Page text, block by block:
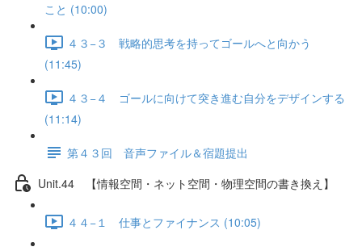
こと (10:00)
４３−３ 戦略的思考を持ってゴールへと向かう
(11:45)
４３−４ ゴールに向けて突き進む自分をデザインする
(11:14)
第４３回 音声ファイル＆宿題提出
Unit.44 【情報空間・ネット空間・物理空間の書き換え】
４４−１ 仕事とファイナンス (10:05)